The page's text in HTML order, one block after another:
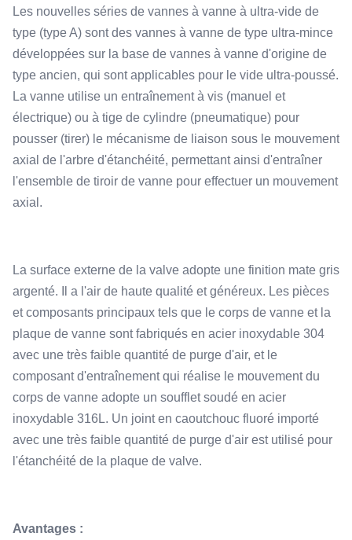
Application:
1E+5 à 1E-7Pa
ISO-K/ F, CF avec joint en caoutchouc fluoré
Drive Mode:
Pneumatique avec indication magnétique en place
Working Pressure:
0,3 ～ 0,4 MPa
Les nouvelles séries de vannes à vanne à ultra-vide de
type (type A) sont des vannes à vanne de type ultra-mince
développées sur la base de vannes à vanne d'origine de
type ancien, qui sont applicables pour le vide ultra-poussé.
La vanne utilise un entraînement à vis (manuel et
électrique) ou à tige de cylindre (pneumatique) pour
pousser (tirer) le mécanisme de liaison sous le mouvement
axial de l'arbre d'étanchéité, permettant ainsi d'entraîner
l'ensemble de tiroir de vanne pour effectuer un mouvement
axial.
La surface externe de la valve adopte une finition mate gris
argenté. Il a l'air de haute qualité et généreux. Les pièces
et composants principaux tels que le corps de vanne et la
plaque de vanne sont fabriqués en acier inoxydable 304
avec une très faible quantité de purge d'air, et le
composant d'entraînement qui réalise le mouvement du
corps de vanne adopte un soufflet soudé en acier
inoxydable 316L. Un joint en caoutchouc fluoré importé
avec une très faible quantité de purge d'air est utilisé pour
l'étanchéité de la plaque de valve.
Avantages :